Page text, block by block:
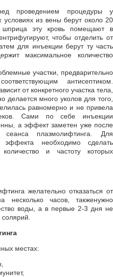
проведением процедуры у
условиях из вены берут около 20
эту кровь помещают в
чтобы отделить от
для инъекции берут ту часть
максимальное количество
участки, предварительно
антисептиком.
от конкретного участка тела,
делается много уколов для того,
равномерно и не привела
Сами по себе инъекции
а эффект заметен уже после
сеанса плазмолифтинга. Для
эффекта необходимо сделать
и частоту которых
желательно отказаться от
несколько часов, такженужно
воды, а в первые 2-3 дня не
местах: